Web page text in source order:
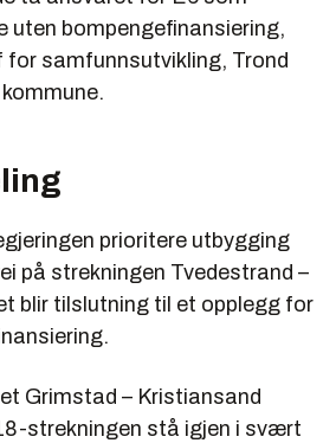
uten bompengefinansiering,
for samfunnsutvikling, Trond
prioritere utbygging
på strekningen Tvedestrand –
blir tilslutning til et opplegg for
Grimstad – Kristiansand
strekningen stå igjen i svært